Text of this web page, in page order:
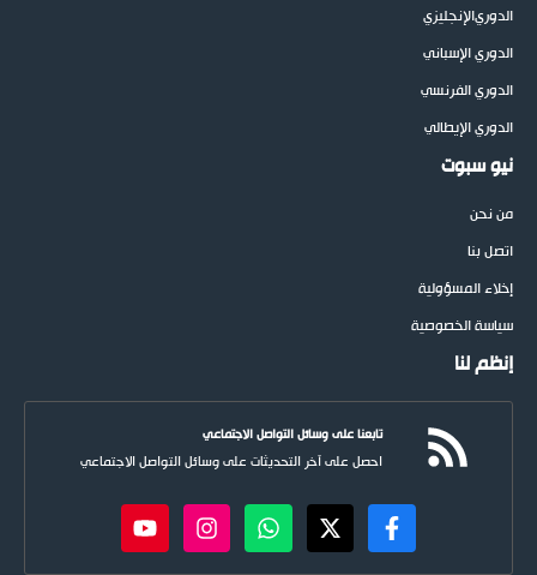
الدوريالإنجليزي
الدوري الإسباني
الدوري الفرنسي
الدوري الإيطالي
نيو سبوت
من نحن
اتصل بنا
إخلاء المسؤولية
سياسة الخصوصية
إنظم لنا
تابعنا على وسائل التواصل الاجتماعي
احصل على آخر التحديثات على وسائل التواصل الاجتماعي